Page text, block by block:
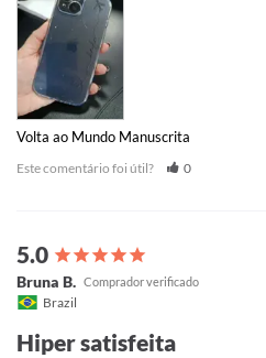
Volta ao Mundo Manuscrita
Este comentário foi útil? 0
Bruna B.
Brazil
Hiper satisfeita